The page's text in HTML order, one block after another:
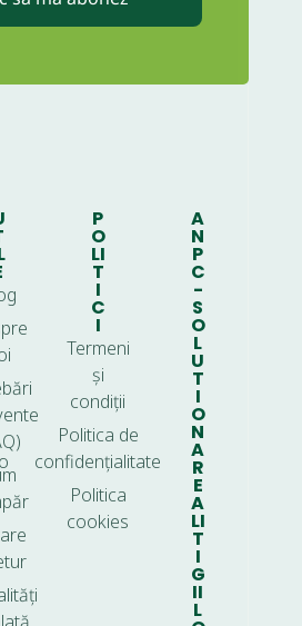
P
O
LI
T
I
C
I
Termeni
și
condiții
Politica de
confidențialitate
Politica
cookies
A
N
P
C
-
S
O
L
U
T
I
O
N
A
R
E
A
LI
T
I
G
II
L